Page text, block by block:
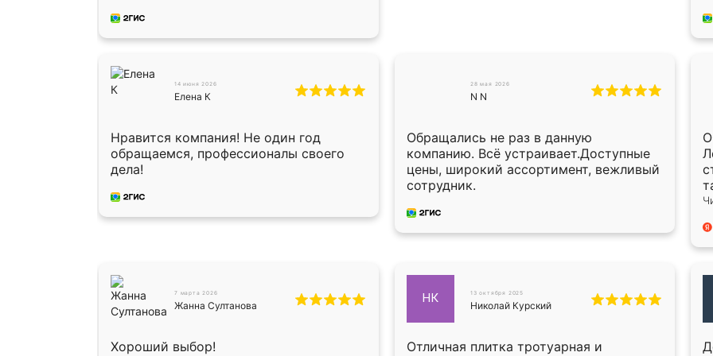
профессионально, молодцы ребята.
14 июня 2026
Елена К
Нравится компания! Не один год
обращаемся, профессионалы своего
дела!
28 мая 2026
N N
Обращались не раз в данную
компанию. Всё устраивает.Доступные
цены, широкий ассортимент, вежливый
сотрудник.
7 марта 2026
Жанна Султанова
Хороший выбор!
НК 13 октября 2025
Николай Курский
Отличная плитка тротуарная и